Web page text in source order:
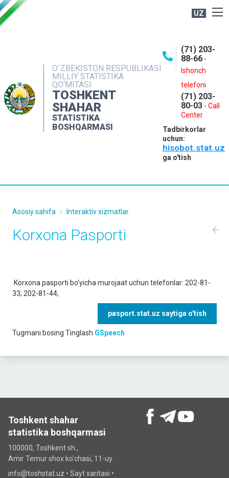
UZ
O`ZBEKISTON RESPUBLIKASI
MILLIY STATISTIKA
QO‘MITASI
TOSHKENT
SHAHAR
STATISTIKA
BOSHQARMASI
(71) 203-
88-66 -
Ishonch
telefoni
(71) 203-
80-03 - Call
Center
Tadbirkorlar
uchun:
hisobot.stat.uz
ga o'tish
NASHRLAR
INTERAKTIV XIZMATLAR
MATBUOT XIZMATI
MUROJAATLAR
Asosiy sahifa Interaktiv xizmatlar
Korxona Pasporti
Korxona pasporti bo'yicha murojaat uchun telefonlar: 202-81-
33; 202-81-44;
pasport.stat.uz saytiga o'tish
Tugmani bosing Tinglash GSpeech
Toshkent shahar
statistika boshqarmasi
100000, Toshkent sh.,
Amir Temur shox ko'chasi, 11-uy
info@toshstat.uz • Sayt xaritasi •